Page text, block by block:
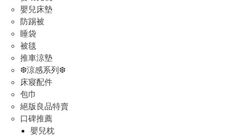
嬰兒床墊
防踢被
睡袋
被毯
推車涼墊
❆涼感系列❆
床寢配件
包巾
絕版良品特賣
口碑推薦
嬰兒枕